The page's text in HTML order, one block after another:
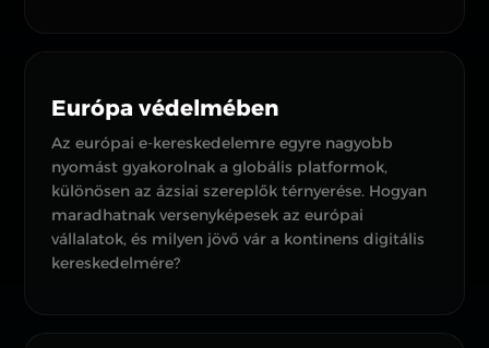
Európa védelmében
Az európai e-kereskedelemre egyre nagyobb
nyomást gyakorolnak a globális platformok,
különösen az ázsiai szereplők térnyerése. Hogyan
maradhatnak versenyképesek az európai
vállalatok, és milyen jövő vár a kontinens digitális
kereskedelmére?